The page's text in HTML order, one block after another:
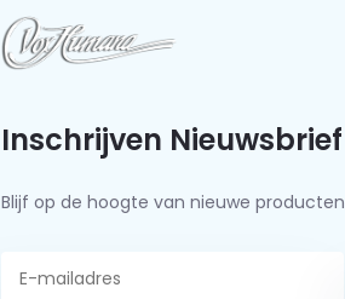
Inschrijven Nieuwsbrief
Blijf op de hoogte van nieuwe